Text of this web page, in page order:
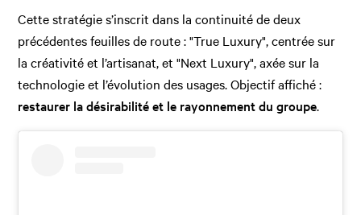
Cette stratégie s’inscrit dans la continuité de deux
précédentes feuilles de route : "True Luxury", centrée sur
la créativité et l’artisanat, et "Next Luxury", axée sur la
technologie et l’évolution des usages. Objectif affiché :
restaurer la désirabilité et le rayonnement du groupe.